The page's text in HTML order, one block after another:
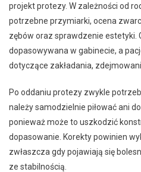
projekt protezy. W zależności od
potrzebne przymiarki, ocena
zębów oraz sprawdzenie estetyki.
dopasowywana w gabinecie, a
dotyczące zakładania,
Po oddaniu protezy zwykle
należy samodzielnie piłować ani
ponieważ może to uszkodzić
dopasowanie. Korekty powinien
zwłaszcza gdy pojawiają się
ze stabilnością.